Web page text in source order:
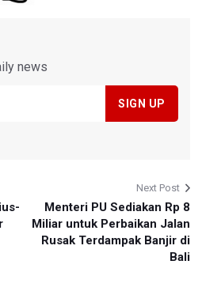
news
Next Post
Menteri PU Sediakan Rp 8
Miliar untuk Perbaikan Jalan
Rusak Terdampak Banjir di
Bali